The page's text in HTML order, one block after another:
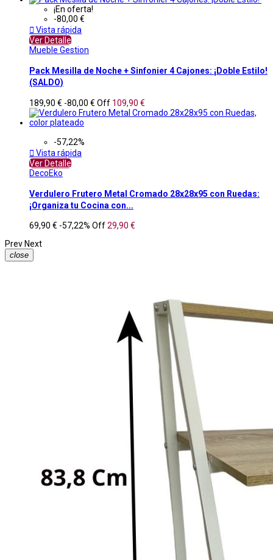
¡En oferta!
-80,00 €
 Vista rápida
Ver Detalle
Mueble Gestion
Pack Mesilla de Noche + Sinfonier 4 Cajones: ¡Doble Estilo!
(SALDO)
189,90 € -80,00 € Off 109,90 €
-57,22%
 Vista rápida
Ver Detalle
DecoEko
Verdulero Frutero Metal Cromado 28x28x95 con Ruedas:
¡Organiza tu Cocina con...
69,90 € -57,22% Off29,90 €
Prev Next
close